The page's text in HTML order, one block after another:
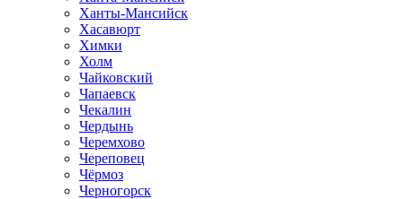
Ханты-Мансийск
Хасавюрт
Химки
Холм
Чайковский
Чапаевск
Чекалин
Чердынь
Черемхово
Череповец
Чёрмоз
Черногорск